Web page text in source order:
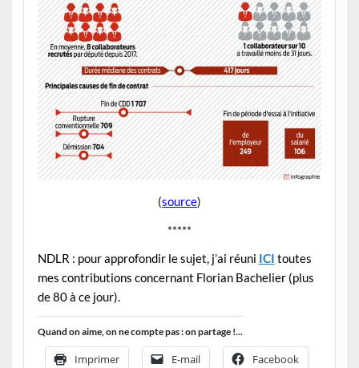
(source)
*****
NDLR : pour approfondir le sujet, j’ai réuni ICI toutes
mes contributions concernant Florian Bachelier (plus
de 80 à ce jour).
Quand on aime, on ne compte pas : on partage !...
Imprimer E-mail Facebook